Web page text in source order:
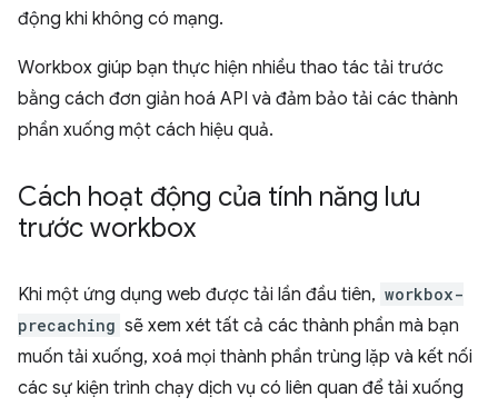
động khi không có mạng.
Workbox giúp bạn thực hiện nhiều thao tác tải trước
bằng cách đơn giản hoá API và đảm bảo tải các thành
phần xuống một cách hiệu quả.
Cách hoạt động của tính năng lưu
trước workbox
Khi một ứng dụng web được tải lần đầu tiên, workbox-
precaching sẽ xem xét tất cả các thành phần mà bạn
muốn tải xuống, xoá mọi thành phần trùng lặp và kết nối
các sự kiện trình chạy dịch vụ có liên quan để tải xuống